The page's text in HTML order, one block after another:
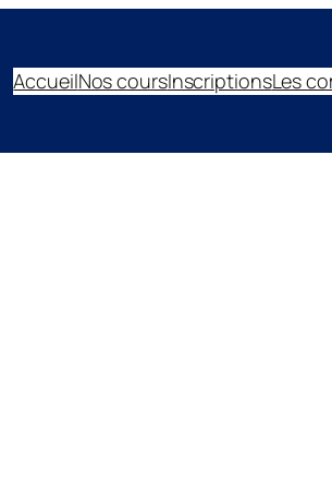
AccueilNos coursInscriptionsLes